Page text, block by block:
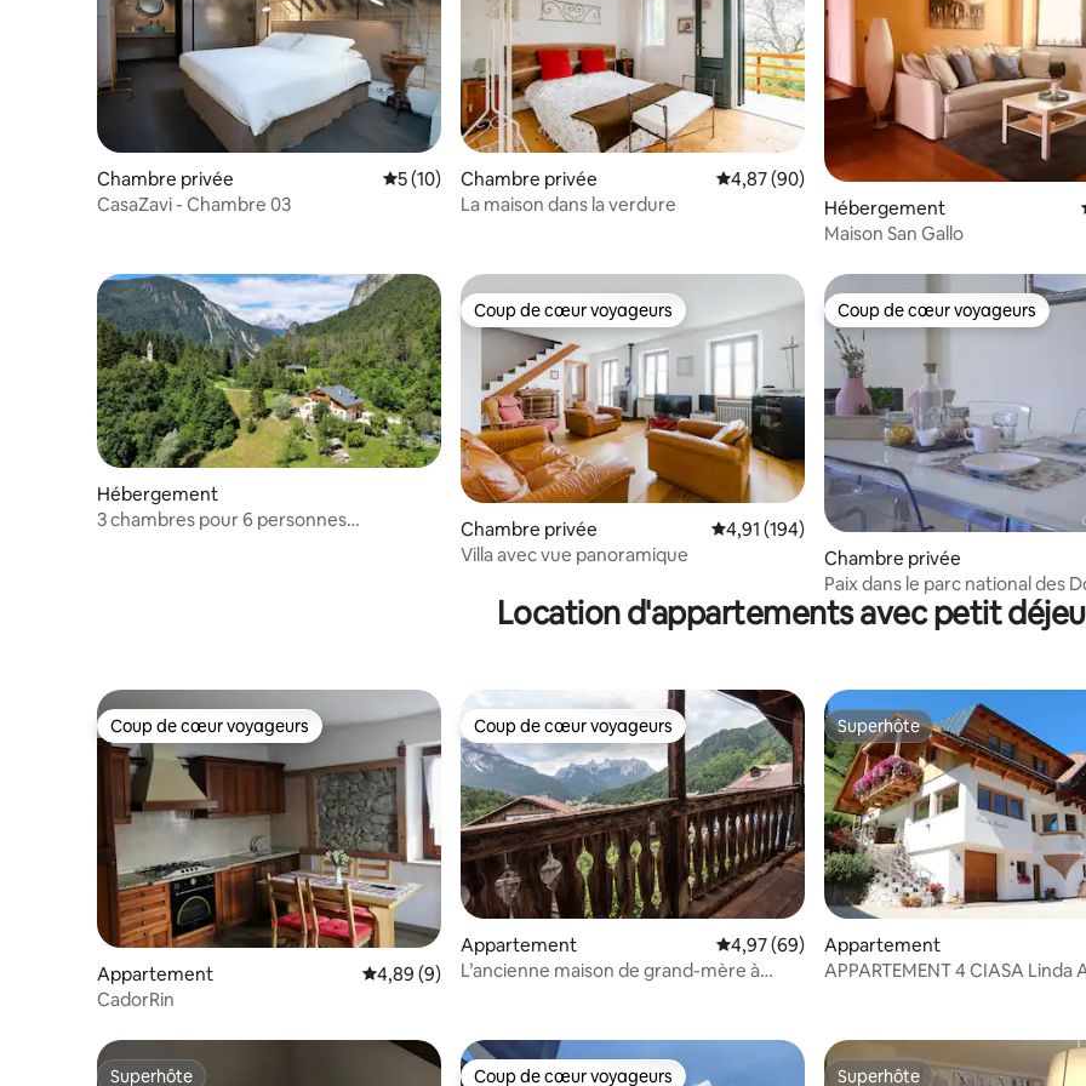
Chambre privée Évaluation moyenne sur la base de 10 commentaires : 5 sur 5
5 (10)
CasaZavi - Chambre 03
Chambre privée Évaluation moyenne sur la base de 90
4,87 (90)
La maison dans la verdure
Hébergement
Maison San Gallo
Hébergement
3 chambres pour 6 personnes
Coup de cœur voyageurs
Coup de cœur voyageurs
Chambre privée Évaluation moyenne sur la base de 194
4,91 (194)
Villa avec vue panoramique
Coup de cœur voyageurs
Coup de cœur voyageurs
Chambre privée
Paix dans le parc national des
Bellunesi
Location d'appartements avec petit
Coup de cœur voyageurs
Coup de cœur voyageurs
Appartement Évaluation moyenne sur la base de 9 commentaires : 4,89 sur 5
4,89 (9)
CadorRin
Coup de cœur voyageurs
Coup de cœur voyageurs
Appartement Évaluation moyenne sur la base de 69
4,97 (69)
L’ancienne maison de grand-mère à
Superhôte
Superhôte
Appartement
APPARTEMENT 4 CIASA Linda
Superhôte Coup de cœur voyageurs Superhôte